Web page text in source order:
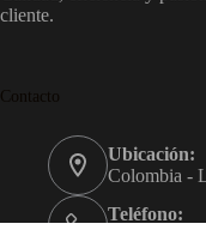
cliente.
Contacto
Ubicación:
Colombia -
Teléfono: